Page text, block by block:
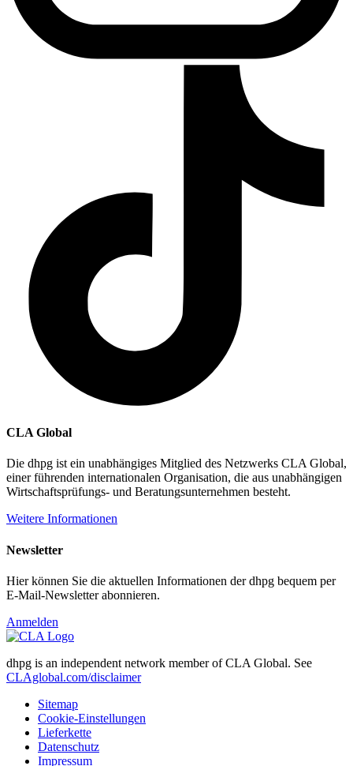
CLA Global
Die dhpg ist ein unabhängiges Mitglied des Netzwerks CLA Global,
einer führenden internationalen Organisation, die aus unabhängigen
Wirtschaftsprüfungs- und Beratungsunternehmen besteht.
Weitere Informationen
Newsletter
Hier können Sie die aktuellen Informationen der dhpg bequem per
E-Mail-Newsletter abonnieren.
Anmelden
dhpg is an independent network member of CLA Global. See
CLAglobal.com/disclaimer
Sitemap
Cookie-Einstellungen
Lieferkette
Datenschutz
Impressum